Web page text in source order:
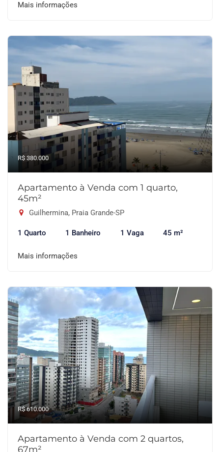
Mais informações
R$ 380.000
Apartamento à Venda com 1 quarto,
45m²
Guilhermina, Praia Grande-SP
1 Quarto 1 Banheiro 1 Vaga 45 m²
Mais informações
R$ 610.000
Apartamento à Venda com 2 quartos,
67m²